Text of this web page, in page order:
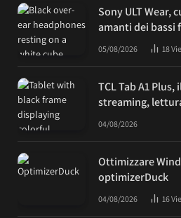
Sony ULT Wear,
amanti dei bassi
05/08/2026 18
TCL Tab A1
streaming,
04/08/2026
Ottimizzare
optimizerDuck
04/08/2026 16